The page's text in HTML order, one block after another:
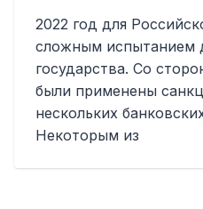
2022 год для
сложным испытанием
государства. Со
были применены
нескольких
Некоторым из